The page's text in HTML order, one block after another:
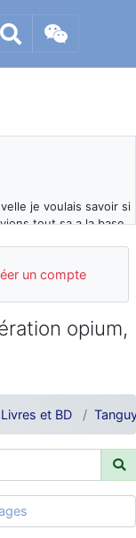
je voulais savoir si
tout sa a la base
du site ces derniers
les bots trop nocifs
l'Armée de l'Air,
qu'aujourd'hui
; Agur…
un compte
opium,
Livres et BD